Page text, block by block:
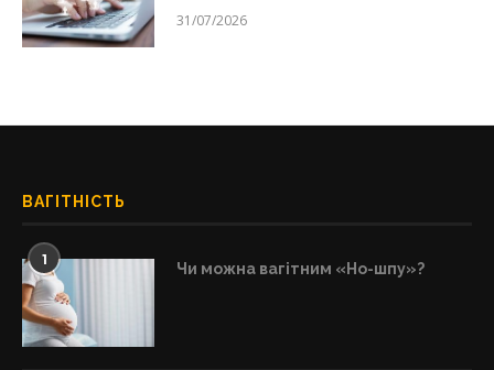
31/07/2026
ВАГІТНІСТЬ
1 Чи можна вагітним «Но-шпу»?